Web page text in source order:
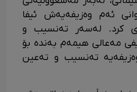
ئەم وەزیفەیەش ئیفا
کرد. لەسەر تەنسیب و
مەعالی هیمەم بەندە بۆ
تەنسیب و تەعین